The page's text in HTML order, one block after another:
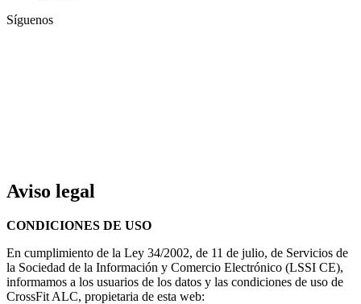
Síguenos
Aviso legal
CONDICIONES DE USO
En cumplimiento de la Ley 34/2002, de 11 de julio, de Servicios de
la Sociedad de la Información y Comercio Electrónico (LSSI CE),
informamos a los usuarios de los datos y las condiciones de uso de
CrossFit ALC, propietaria de esta web: